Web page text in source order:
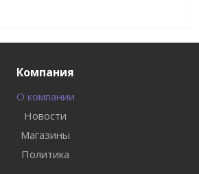
Компания
О компании
Новости
Магазины
Политика